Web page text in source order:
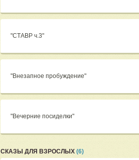
"СТАВР ч.3"
"Внезапное пробуждение"
"Вечерние посиделки"
СКАЗЫ ДЛЯ ВЗРОСЛЫХ (6)